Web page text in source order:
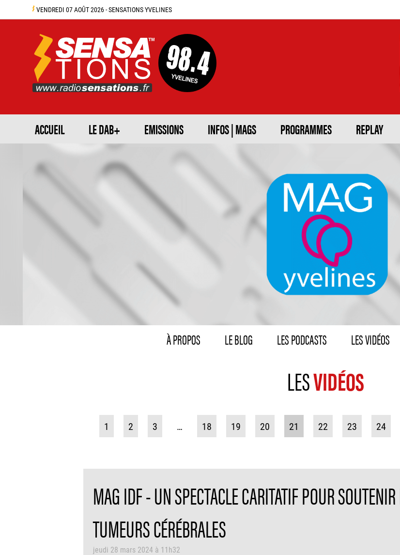
VENDREDI 07 AOÛT 2026 - SENSATIONS YVELINES
ACCUEIL LE DAB+ EMISSIONS INFOS | MAGS PROGRAMMES REPLAY
À PROPOS LE BLOG LES PODCASTS LES VIDÉOS
LESVIDÉOS
1 2 3 … 18 19 20 21 22 23 24
MAG IDF - UN SPECTACLE CARITATIF POUR
TUMEURS CÉRÉBRALES
jeudi 28 mars 2024 à 11h32